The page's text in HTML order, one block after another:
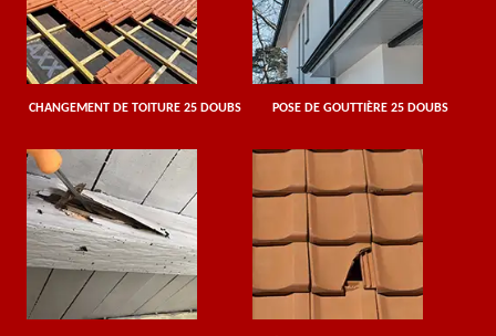
CHANGEMENT DE TOITURE 25 DOUBS POSE DE GOUTTIÈRE 25 DOUBS